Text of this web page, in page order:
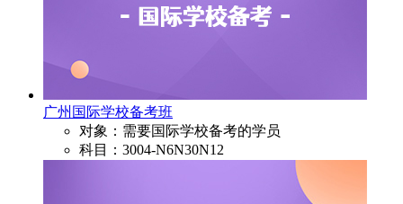
广州国际学校备考班
对象：需要国际学校备考的学员
科目：3004-N6N30N12